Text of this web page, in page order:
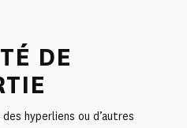
DE
hyperliens ou d’autres